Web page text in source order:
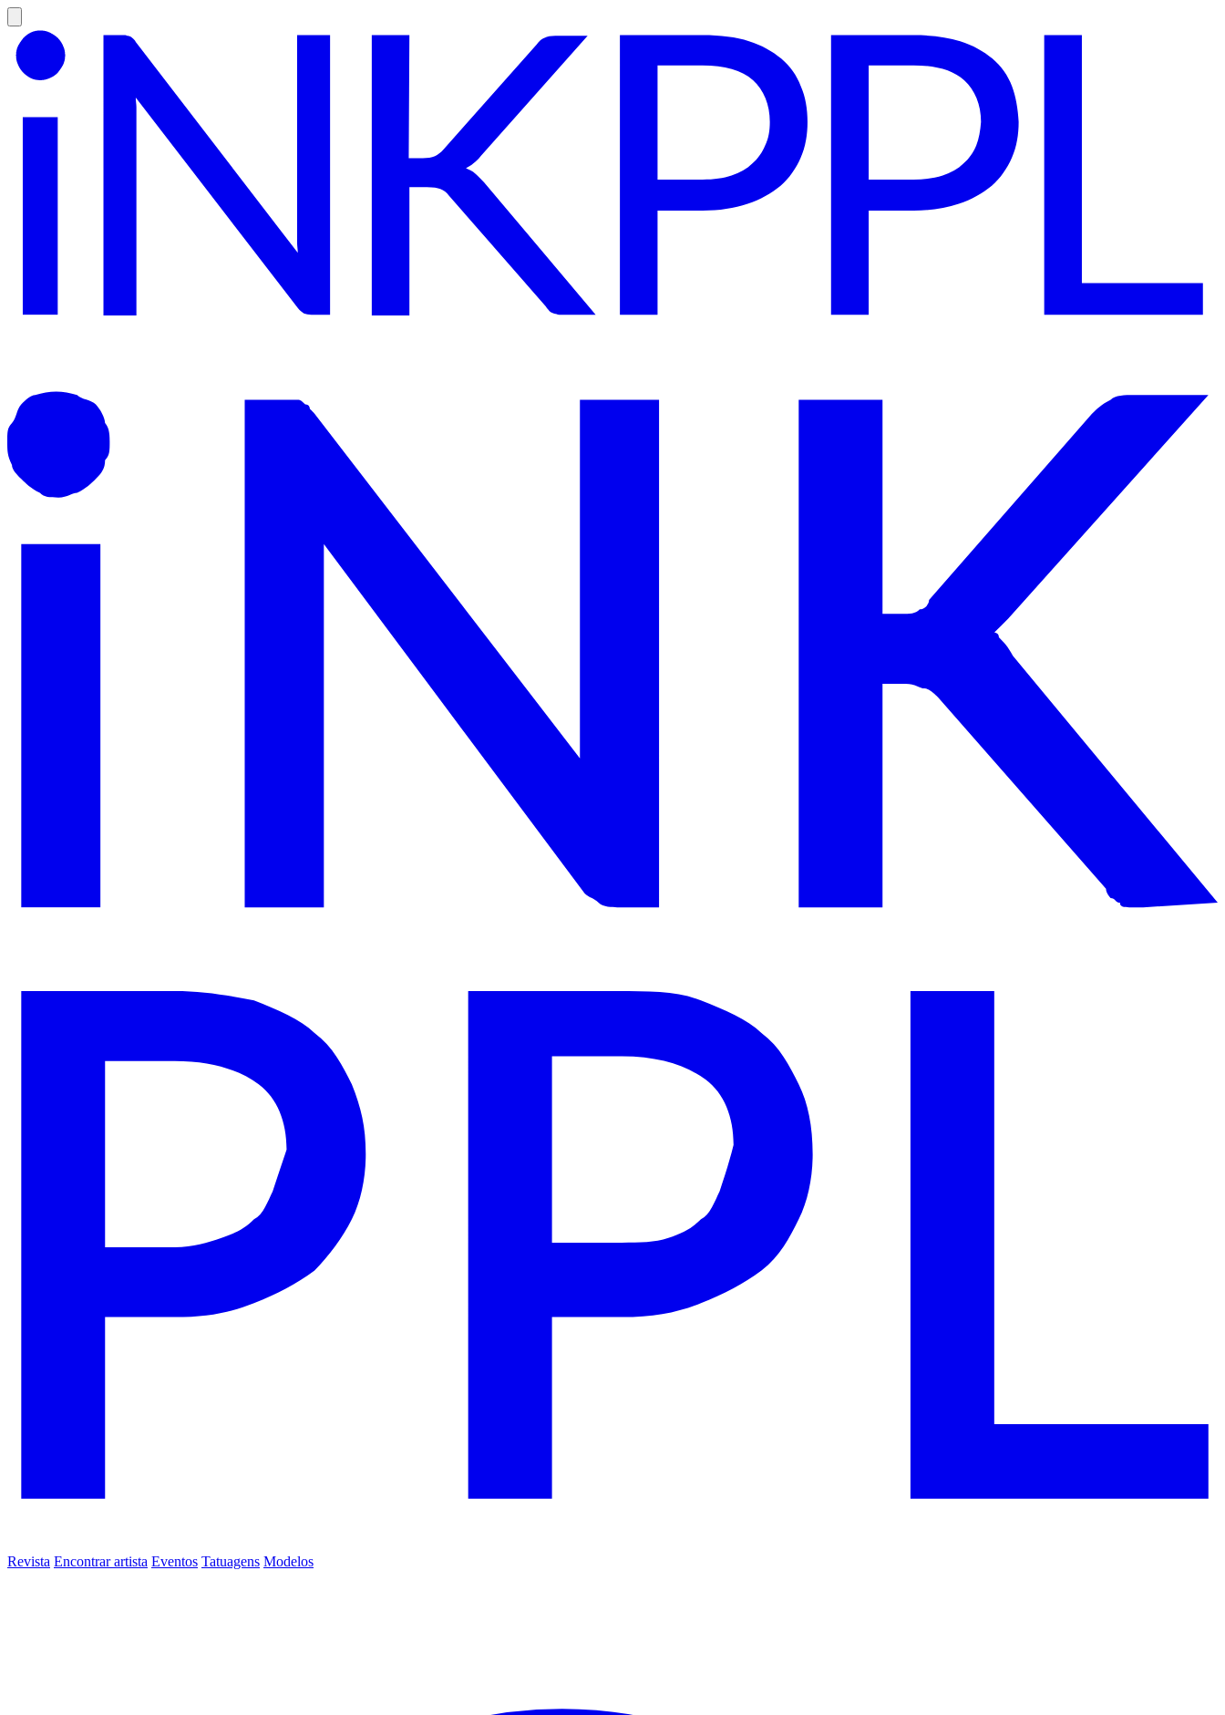
Revista Encontrar artista Eventos Tatuagens Modelos